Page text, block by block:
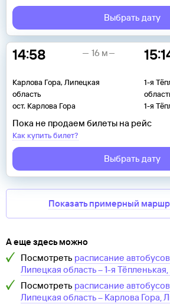
Выбрать дату
14:58
Карлова Гора, Липецкая
область
ост. Карлова Гора
1-я
1-я
16 м
Пока не продаем билеты на рейс
Как купить билет?
Выбрать дату
Показать примерный
А еще здесь можно
Посмотреть расписание автобусов
Липецкая область–1-я
Посмотреть расписание автобусов
Липецкая область– Карлова Гора,